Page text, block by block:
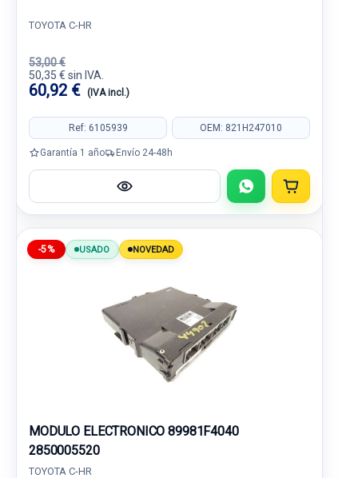
TOYOTA C-HR
53,00 €
50,35 € sin IVA.
60,92 € (IVA incl.)
Ref: 6105939 OEM: 821H247010
Garantía 1 año Envío 24-48h
-5% USADO NOVEDAD
MODULO ELECTRONICO 89981F4040
2850005520
TOYOTA C-HR